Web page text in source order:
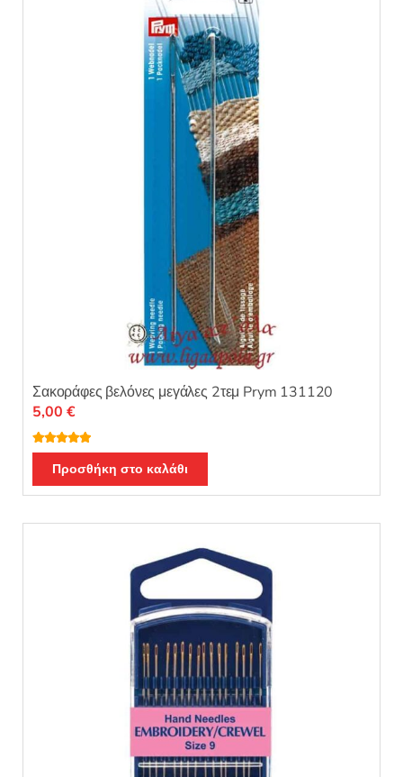
Σακοράφες βελόνες μεγάλες 2τεμ Prym 131120
Βαθμολογή
θηκε με5.00
από 5
5,00 €
Προσθήκη στο καλάθι